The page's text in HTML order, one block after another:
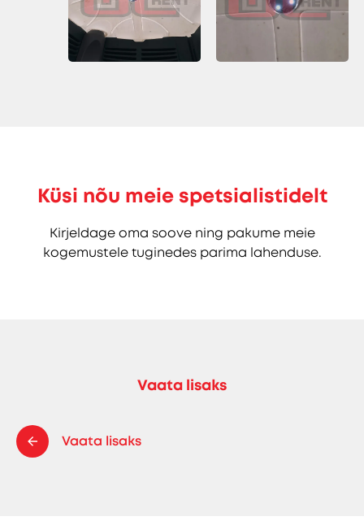
Küsi nõu meie spetsialistidelt
Kirjeldage oma soove ning pakume meie
kogemustele tuginedes parima lahenduse.
Vaata lisaks
Vaata lisaks